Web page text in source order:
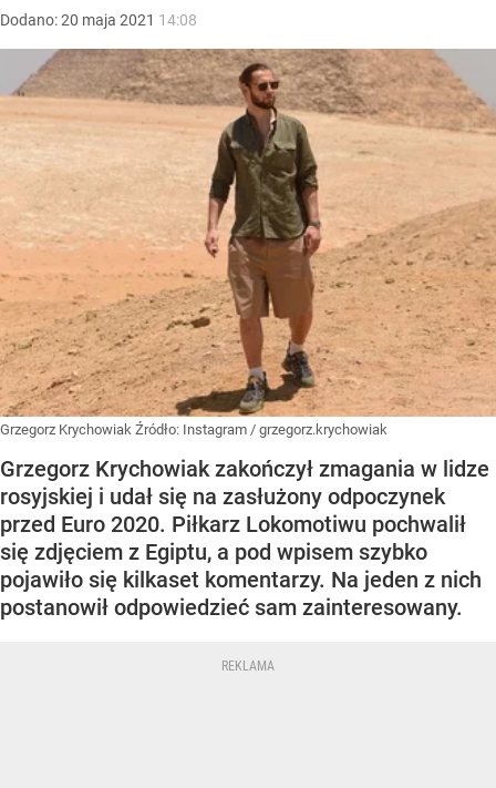
Dodano:20 maja 2021 14:08
Grzegorz Krychowiak Źródło: Instagram / grzegorz.krychowiak
Grzegorz Krychowiak zakończył zmagania w lidze
rosyjskiej i udał się na zasłużony odpoczynek
przed Euro 2020. Piłkarz Lokomotiwu pochwalił
się zdjęciem z Egiptu, a pod wpisem szybko
pojawiło się kilkaset komentarzy. Na jeden z nich
postanowił odpowiedzieć sam zainteresowany.